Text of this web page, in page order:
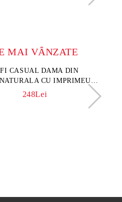
MAI VÂNZATE
CASUAL DAMA DIN
CU IMPRIMEU
- MODEL LUNA
248Lei